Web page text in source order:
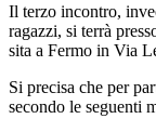
Il terzo incontro,
ragazzi, si terrà
sita a Fermo in Via
Si precisa che per
secondo le seguenti